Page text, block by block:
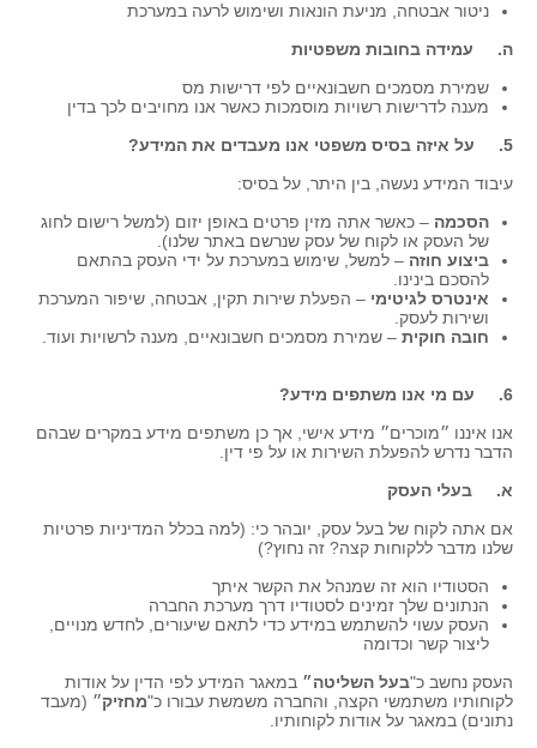
ניטור אבטחה, מניעת הונאות ושימוש לרעה במערכת
ה. עמידה בחובות משפטיות
שמירת מסמכים חשבונאיים לפי דרישות מס
מענה לדרישות רשויות מוסמכות כאשר אנו מחויבים לכך בדין
5. על איזה בסיס משפטי אנו מעבדים את המידע?
עיבוד המידע נעשה, בין היתר, על בסיס:
הסכמה – כאשר אתה מזין פרטים באופן יזום (למשל רישום לחוג
של העסק או לקוח של עסק שנרשם באתר שלנו).
ביצוע חוזה – למשל, שימוש במערכת על ידי העסק בהתאם
להסכם בינינו.
אינטרס לגיטימי – הפעלת שירות תקין, אבטחה, שיפור המערכת
ושירות לעסק.
חובה חוקית – שמירת מסמכים חשבונאיים, מענה לרשויות ועוד.
6. עם מי אנו משתפים מידע?
אנו איננו ״מוכרים״ מידע אישי, אך כן משתפים מידע במקרים שבהם
הדבר נדרש להפעלת השירות או על פי דין.
א. בעלי העסק
אם אתה לקוח של בעל עסק, יובהר כי: (למה בכלל המדיניות פרטיות
שלנו מדבר ללקוחות קצה? זה נחוץ?)
הסטודיו הוא זה שמנהל את הקשר איתך
הנתונים שלך זמינים לסטודיו דרך מערכת החברה
העסק עשוי להשתמש במידע כדי לתאם שיעורים, לחדש מנויים,
ליצור קשר וכדומה
העסק נחשב כ"בעל השליטה״ במאגר המידע לפי הדין על אודות
לקוחותיו משתמשי הקצה, והחברה משמשת עבורו כ"מחזיק״ (מעבד
נתונים) במאגר על אודות לקוחותיו.